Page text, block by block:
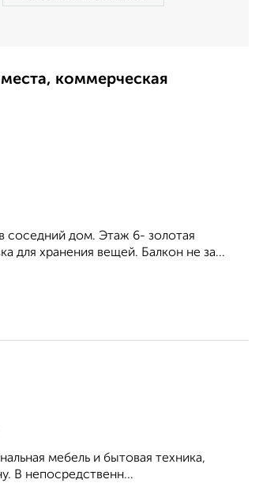
коммерческая
соседний дом. Этаж 6- золотая
для хранения вещей. Балкон не за...
мебель и бытовая техника,
В непосредственн...